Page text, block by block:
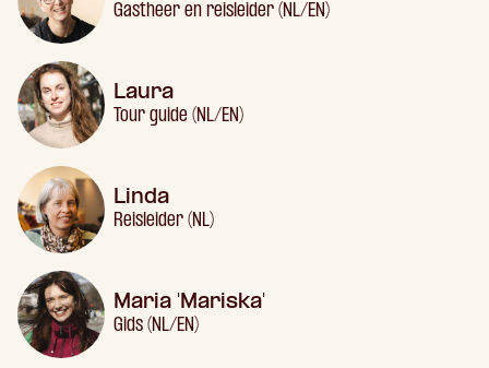
Gastheer en reisleider (NL/EN)
Laura
Tour guide (NL/EN)
Linda
Reisleider (NL)
Maria 'Mariska'
Gids (NL/EN)